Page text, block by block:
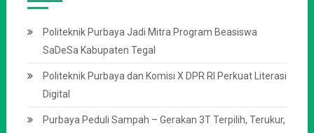
Politeknik Purbaya Jadi Mitra Program Beasiswa
SaDeSa Kabupaten Tegal
Politeknik Purbaya dan Komisi X DPR RI Perkuat Literasi
Digital
Purbaya Peduli Sampah – Gerakan 3T Terpilih, Terukur,